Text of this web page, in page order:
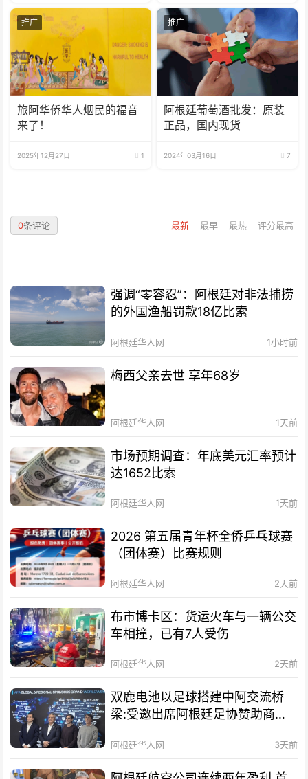
推广
旅阿华侨华人烟民的福音
来了！
2025年12月27日 1
推广
阿根廷葡萄酒批发：原装
正品，国内现货
2024年03月16日 7
最新 最早 最热 评分最高
0条评论
强调“零容忍”：阿根廷对非法捕捞
的外国渔船罚款18亿比索
阿根廷华人网 1小时前
梅西父亲去世 享年68岁
阿根廷华人网 1天前
市场预期调查：年底美元汇率预计
达1652比索
阿根廷华人网 1天前
2026 第五届青年杯全侨乒乓球赛
（团体赛）比赛规则
阿根廷华人网 2天前
布市博卡区：货运火车与一辆公交
车相撞，已有7人受伤
阿根廷华人网 2天前
双鹿电池以足球搭建中阿交流桥
梁:受邀出席阿根廷足协赞助商招
阿根廷华人网 3天前